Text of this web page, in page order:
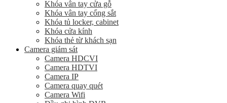
Khóa vân tay cửa gỗ
Khóa vân tay cổng sắt
Khóa tủ locker, cabinet
Khóa cửa kính
Khóa thẻ từ khách sạn
Camera giám sát
Camera HDCVI
Camera HDTVI
Camera IP
Camera quay quét
Camera Wifi